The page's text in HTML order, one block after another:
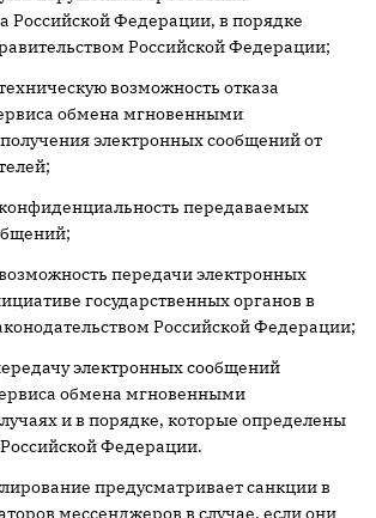
Российской Федерации, в порядке
Российской Федерации;
возможность отказа
обмена мгновенными
электронных сообщений от
передаваемых
передачи электронных
государственных органов в
Российской Федерации;
электронных сообщений
обмена мгновенными
и в порядке, которые определены
Федерации.
предусматривает санкции в
мессенджеров в случае, если они